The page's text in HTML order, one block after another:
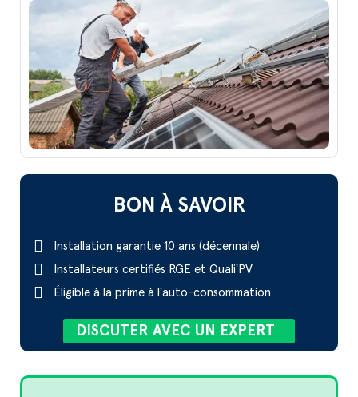
BON À SAVOIR
Installation garantie 10 ans (décennale)
Installateurs certifiés RGE et Quali'PV
Éligible à la prime à l'auto-consommation
DISCUTER AVEC UN EXPERT